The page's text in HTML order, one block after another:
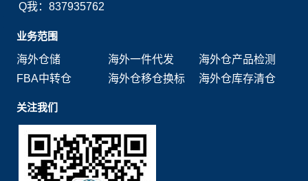
Q我：837935762
业务范围
海外仓储
海外一件代发
海外仓产品检测
FBA中转仓
海外仓移仓换标 海外仓库存清仓
关注我们